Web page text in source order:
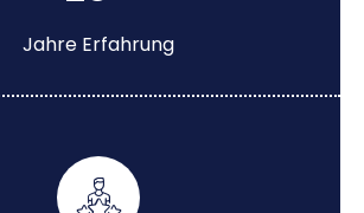
Jahre Erfahrung